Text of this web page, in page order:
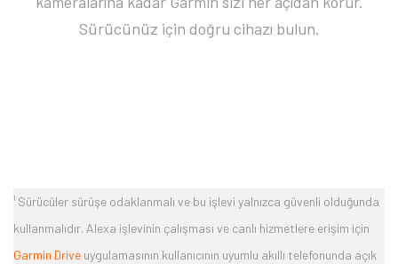
Sürücünüz için doğru cihazı bulun.
¹ Sürücüler sürüşe odaklanmalı ve bu işlevi yalnızca güvenli olduğunda
kullanmalıdır. Alexa işlevinin çalışması ve canlı hizmetlere erişim için
Garmin Drive uygulamasının kullanıcının uyumlu akıllı telefonunda açık